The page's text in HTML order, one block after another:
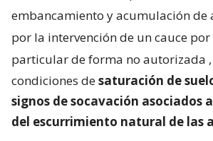
embancamiento y acumulación de
por la intervención de un cauce
particular de forma no autorizada
condiciones desaturación de
signos de socavación asociados
del escurrimiento natural de las